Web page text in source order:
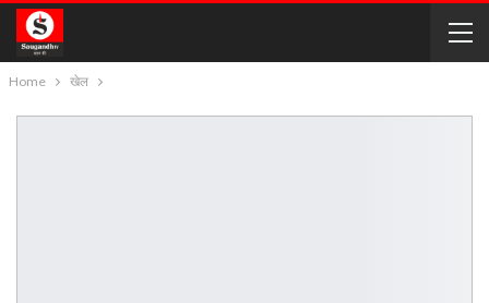
Home खेल